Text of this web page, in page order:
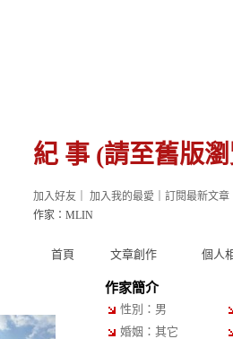
紀 事 (請至舊版
首頁 文章創作 個人
加入好友 加入我的最愛
訂閱最新文章
作家：MLIN
作家簡介
性別：男
婚姻：其它